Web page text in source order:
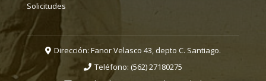
Solicitudes
Dirección: Fanor Velasco 43, depto C. Santiago.
Teléfono: (562) 27180275